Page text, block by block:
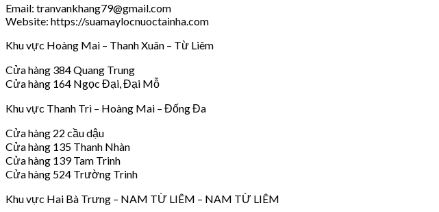
Email: tranvankhang79@gmail.com
Website: https://suamaylocnuoctainha.com
Khu vực Hoàng Mai – Thanh Xuân – Từ Liêm
Cửa hàng 384 Quang Trung
Cửa hàng 164 Ngọc Đại, Đại Mỗ
Khu vực Thanh Trì – Hoàng Mai – Đống Đa
Cửa hàng 22 cầu dậu
Cửa hàng 135 Thanh Nhàn
Cửa hàng 139 Tam Trinh
Cửa hàng 524 Trường Trinh
Khu vực Hai Bà Trưng – NAM TỪ LIÊM – NAM TỪ LIÊM